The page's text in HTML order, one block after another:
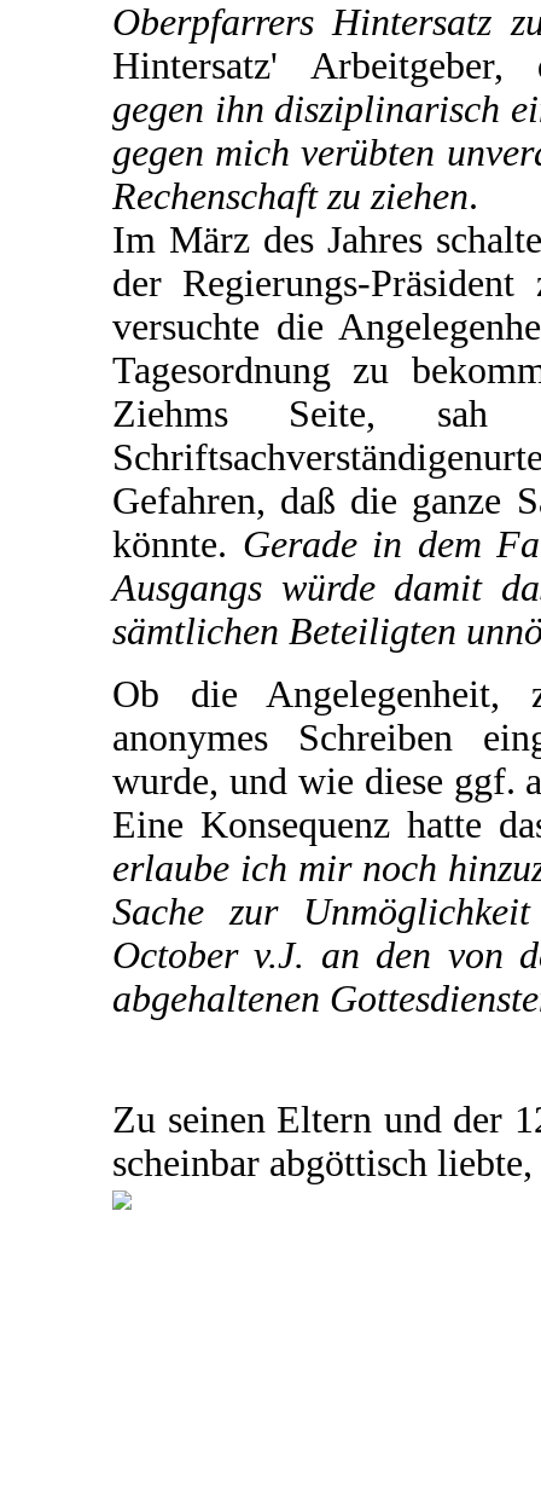
Oberpfarrers Hintersatz
Hintersatz'
gegen ihn disziplinarisch
gegen mich verübten
Rechenschaft zu ziehen.
Im März des Jahres
der Regierungs-
versuchte die
Tagesordnung zu
Ziehms Seite,
Gefahren, daß die ganze
könnte. Gerade in dem
Ausgangs würde damit
sämtlichen Beteiligten
Ob die Angelegenheit,
anonymes Schreiben
wurde, und wie diese ggf.
Eine Konsequenz hatte
erlaube ich mir noch
Sache zur
October v.J. an den von
abgehaltenen
Zu seinen Eltern und der
scheinbar abgöttisch